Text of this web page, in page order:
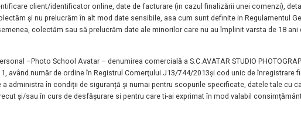
client/identificator online, date de facturare (in cazul finalizării unei comenzi),
și nu prelucrăm în alt mod date sensibile, asa cum sunt definite in Regulamentul
colectăm sau să prelucrăm date ale minorilor care nu au împlinit varsta de 18 ani
–Photo School Avatar – denumirea comercială a S.C.AVATAR STUDIO
1, având număr de ordineîn Registrul Comerţului J13/744/2013și cod unic de înregistrare
a administra în condiții de siguranță și numai pentru scopurile specificate, datele tale cu
și/sau în curs de desfășurare si pentru care ti-ai exprimat în mod valabil